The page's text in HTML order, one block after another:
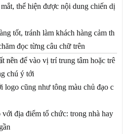
thể hiện được nội dung chiến dị
tốt, tránh làm khách hàng cảm th
đọc từng câu chữ trên
sắt
nên để vào vị trí trung tâm hoặc trê
chú ý tới
logo cũng như tông màu chủ đạo c
địa điểm tổ chức: trong nhà hay